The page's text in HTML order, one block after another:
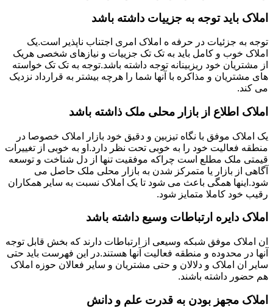
املاک باید توجه به جزییات داشته باشد
توجه به جزئیات در حرفه ه املاک امری اجتناب ناپذیر است.یک
املاک خوب و کامل باید به تک تک جزییات و نیازهای شخصی هریک
از مشتریان خود ریزبینانه توجه داشته باشد.توجه به تک تک خواسته
های مشتریان و مذاکره با آنها شما را هرچه بیشتر به قرارداد نزدیک
می کند.
املاک اطلاع از بازار محلی ملک ذاشته باشد
یک املاک موفق با نگاه تیزبین و دقیق خود بازار املاک خصوصا در
منطقه فعالیت خود را به خوبی تحت نظر دارد.او به خوبی از تغییرات
قیمتی ملک مطلع است چراکه موفقیت تنها از دل شناخت و توسعه
آگاهی از بازار یا متمرکز شدن به بازار محلی ملک حاصل می
شود.اینها همگی باعث می شود تا یک املاک نسبت به سایر همکاران
رقیب خود کاملا متمایز شود.
املاک دایره ارتباطات وسیع داشته باشد
ان املاک موفق شبکه وسیعی از ارتباطات دارند که بخش قابل توجه
آنها در محدوده و منطقه فعالیت آنها هستند.در این فهرست باید حتی
سایر ان املاک و دلالان و حتی مشتریان و سایر فعالان حوزه املاک
هم حضور داشته باشند.
املاک مجهز بودن به قدرت علم و دانش